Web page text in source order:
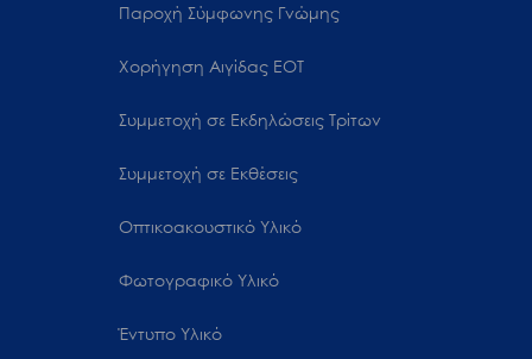
Παροχή Σύμφωνης Γνώμης
Χορήγηση Αιγίδας ΕΟΤ
Συμμετοχή σε Εκδηλώσεις Τρίτων
Συμμετοχή σε Εκθέσεις
Οπτικοακουστικό Υλικό
Φωτογραφικό Υλικό
Έντυπο Υλικό